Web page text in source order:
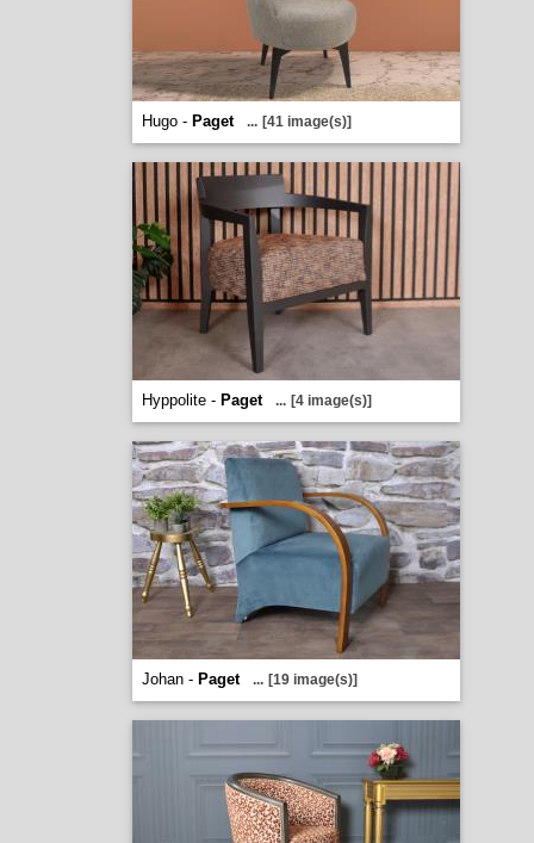
Hugo - Paget ... [41 image(s)]
Hyppolite - Paget ... [4 image(s)]
Johan - Paget ... [19 image(s)]